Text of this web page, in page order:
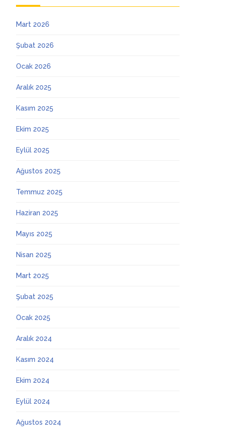
Mart 2026
Şubat 2026
Ocak 2026
Aralık 2025
Kasım 2025
Ekim 2025
Eylül 2025
Ağustos 2025
Temmuz 2025
Haziran 2025
Mayıs 2025
Nisan 2025
Mart 2025
Şubat 2025
Ocak 2025
Aralık 2024
Kasım 2024
Ekim 2024
Eylül 2024
Ağustos 2024